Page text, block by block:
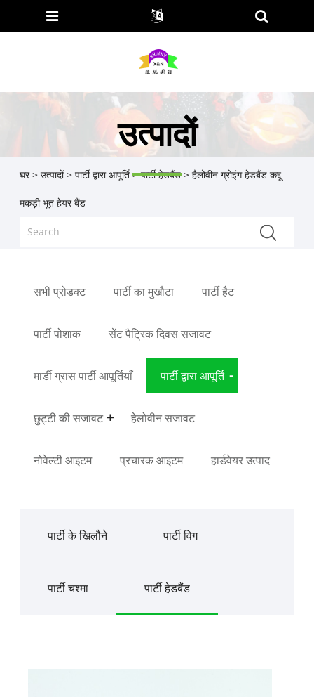
उत्पादों
घर > उत्पादों> पार्टी द्वारा आपूर्ति>पार्टी हेडबैंड> हैलोवीन ग्रोइंग हेडबैंड कद्दू
मकड़ी भूत हेयर बैंड
सभी प्रोडक्ट पार्टी का मुखौटा पार्टी हैट
पार्टी पोशाक सेंट पैट्रिक दिवस सजावट
मार्डी ग्रास पार्टी आपूर्तियाँ पार्टी द्वारा आपूर्ति
छुट्टी की सजावट हेलोवीन सजावट
नोवेल्टी आइटम प्रचारक आइटम हार्डवेयर उत्पाद
पार्टी के खिलौने पार्टी विग
पार्टी चश्मा पार्टी हेडबैंड